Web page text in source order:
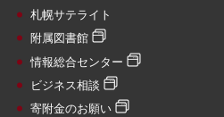
札幌サテライト
附属図書館
情報総合センター
ビジネス相談
寄附金のお願い